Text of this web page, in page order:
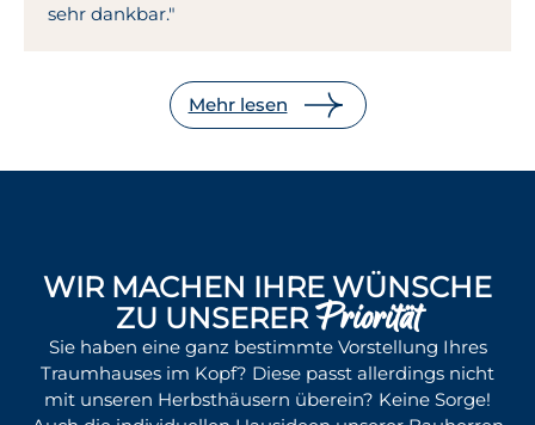
sehr dankbar."
Mehr lesen
WIR MACHEN IHRE WÜNSCHE
ZU UNSERERPriorität
Sie haben eine ganz bestimmte Vorstellung Ihres
Traumhauses im Kopf? Diese passt allerdings nicht
mit unseren Herbsthäusern überein? Keine Sorge!